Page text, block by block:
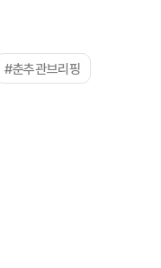
#춘추관브리핑